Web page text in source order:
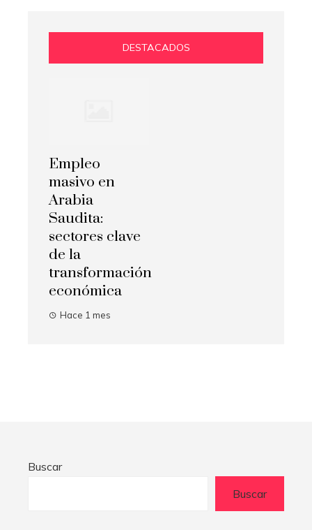
DESTACADOS
Empleo
masivo en
Arabia
Saudita:
sectores clave
de la
transformación
económica
Hace 1 mes
Buscar
Buscar